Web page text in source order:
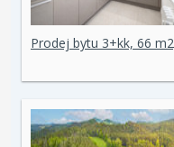
Prodej bytu 3+kk, 66